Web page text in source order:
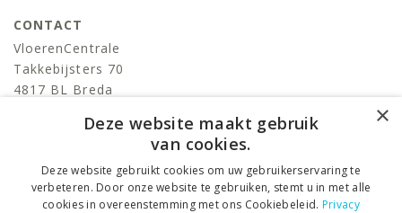
CONTACT
VloerenCentrale
Takkebijsters 70
4817 BL Breda
info@devloerencentrale.nl
volg ons
×
Deze website maakt gebruik
van cookies.
Deze website gebruikt cookies om uw gebruikerservaring te
verbeteren. Door onze website te gebruiken, stemt u in met alle
cookies in overeenstemming met ons Cookiebeleid. Privacy